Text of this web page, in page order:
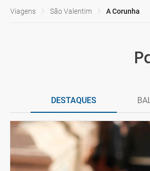
Viagens São Valentim A Corunha
DESTAQUES